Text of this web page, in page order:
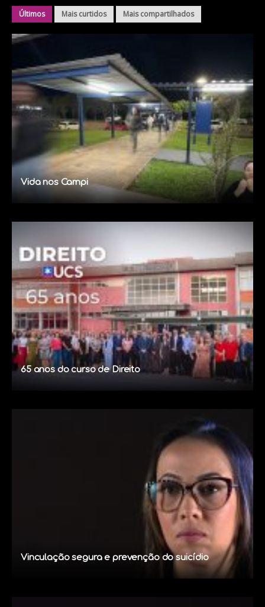
Últimos Mais curtidos Mais compartilhados
Vida nos Campi
65 anos do curso de Direito
Vinculação segura e prevenção do suicídio